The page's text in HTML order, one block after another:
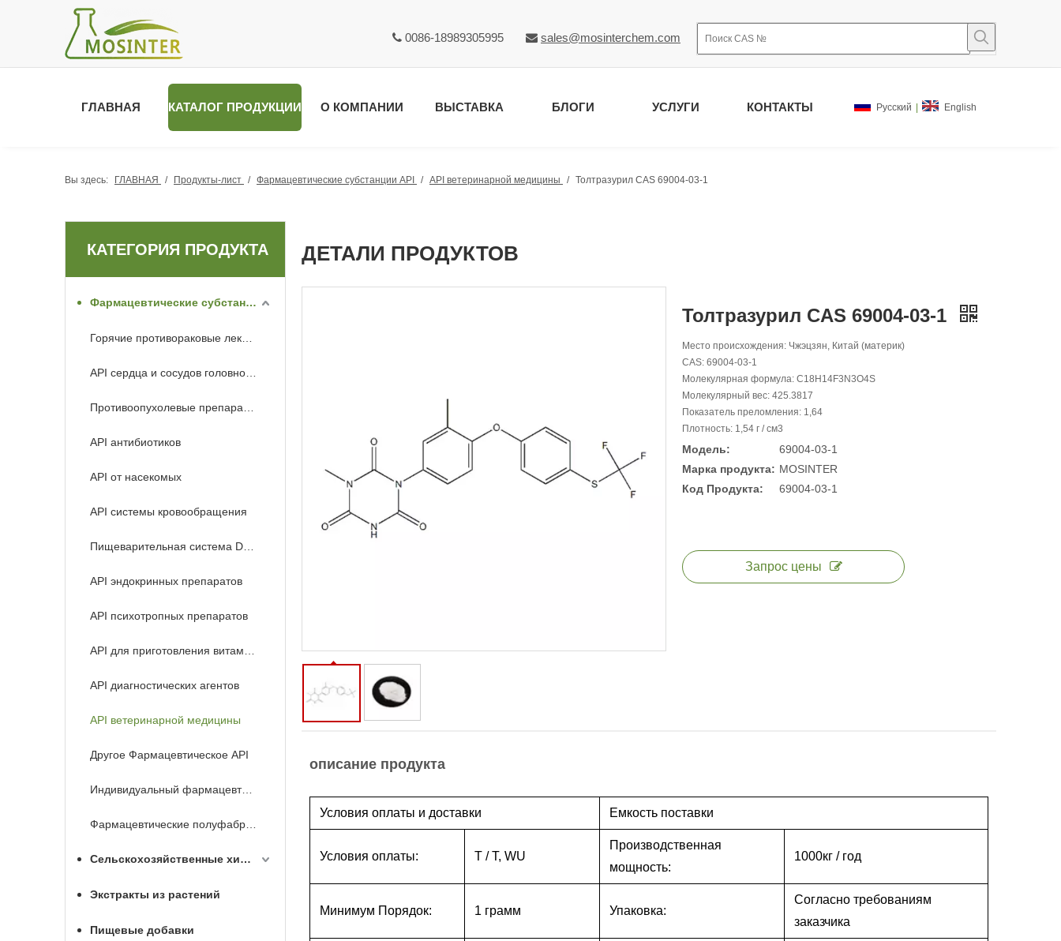
 0086-18989305995  sales@mosinterchem.com
ГЛАВНАЯ КАТАЛОГ ПРОДУКЦИИ О КОМПАНИИ ВЫСТАВКА БЛОГИ УСЛУГИ КОНТАКТЫ Pусский English
Вы здесь: ГЛАВНАЯ / Продукты-лист / Фармацевтические субстанции API / API ветеринарной медицины / Толтразурил CAS 69004-03-1
КАТЕГОРИЯ ПРОДУКТА
Фармацевтические субстанции API
API антибиотиков
API от насекомых
API системы кровообращения
API эндокринных препаратов
API психотропных препаратов
API диагностических агентов
API ветеринарной медицины
Другое Фармацевтическое API
Индивидуальный фармацевтический API
Сельскохозяйственные химикаты
Экстракты из растений
Пищевые добавки
ДЕТАЛИ ПРОДУКТОВ
Толтразурил CAS 69004-03-1
Место происхождения: Чжэцзян, Китай (материк)
CAS: 69004-03-1
Молекулярная формула: C18H14F3N3O4S
Молекулярный вес: 425.3817
Показатель преломления: 1,64
Плотность: 1,54 г / см3
Модель:
69004-03-1
Марка продукта: MOSINTER
Код Продукта:
69004-03-1
Запрос цены
описание продукта
Условия оплаты и доставки Емкость поставки
Условия оплаты: T / T, WU
Производственная
мощность:
1000кг / год
Минимум Порядок: 1 грамм Упаковка:
Согласно требованиям
заказчика